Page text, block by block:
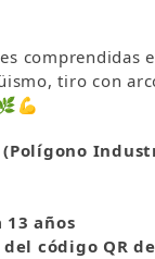
tiro con
(Polígono
años
código QR